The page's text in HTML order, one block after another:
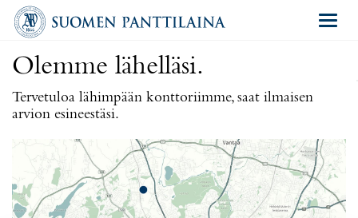
Olemme lähelläsi.
Tervetuloa lähimpään konttoriimme, saat ilmaisen
arvion esineestäsi.